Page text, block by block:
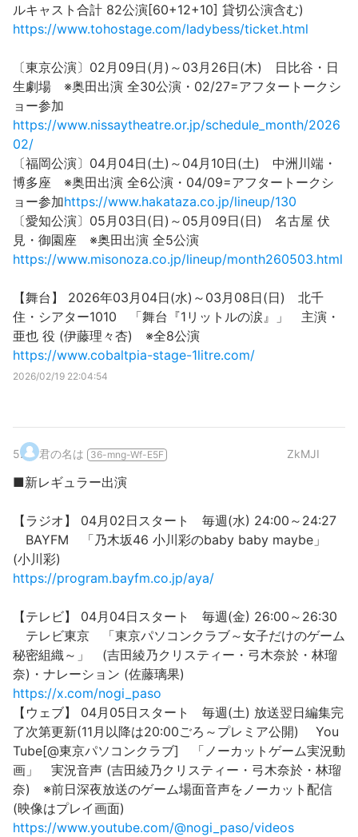
ルキャスト合計 82公演[60+12+10] 貸切公演含む)
https://www.tohostage.com/ladybess/ticket.html
〔東京公演〕02月09日(月)～03月26日(木) 日比谷・日
生劇場 ※奥田出演 全30公演・02/27=アフタートークシ
ョー参加
https://www.nissaytheatre.or.jp/schedule_month/2026
02/
〔福岡公演〕04月04日(土)～04月10日(土) 中洲川端・
博多座 ※奥田出演 全6公演・04/09=アフタートークシ
ョー参加https://www.hakataza.co.jp/lineup/130
〔愛知公演〕05月03日(日)～05月09日(日) 名古屋 伏
見・御園座 ※奥田出演 全5公演
https://www.misonoza.co.jp/lineup/month260503.html
【舞台】 2026年03月04日(水)～03月08日(日) 北千
住・シアター1010 「舞台『1リットルの涙』」 主演・
亜也 役 (伊藤理々杏) ※全8公演
https://www.cobaltpia-stage-1litre.com/
2026/02/19 22:04:54
5. 君の名は 36-mng-Wf-E5F ZkMJI
■新レギュラー出演
【ラジオ】 04月02日スタート 毎週(水) 24:00～24:27
BAYFM 「乃木坂46 小川彩のbaby baby maybe」
(小川彩)
https://program.bayfm.co.jp/aya/
【テレビ】 04月04日スタート 毎週(金) 26:00～26:30
テレビ東京 「東京パソコンクラブ～女子だけのゲーム
秘密組織～」 (吉田綾乃クリスティー・弓木奈於・林瑠
奈)・ナレーション (佐藤璃果)
https://x.com/nogi_paso
【ウェブ】 04月05日スタート 毎週(土) 放送翌日編集完
了次第更新(11月以降は20:00ごろ～プレミア公開) You
Tube[@東京パソコンクラブ] 「ノーカットゲーム実況動
画」 実況音声 (吉田綾乃クリスティー・弓木奈於・林瑠
奈) ※前日深夜放送のゲーム場面音声をノーカット配信
(映像はプレイ画面)
https://www.youtube.com/@nogi_paso/videos